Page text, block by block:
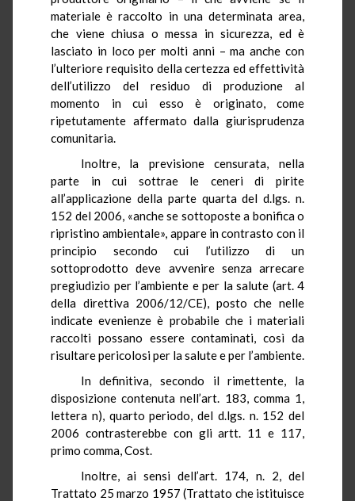
materiale è raccolto in una determinata area,
che viene chiusa o messa in sicurezza, ed è
lasciato in loco per molti anni – ma anche con
l’ulteriore requisito della certezza ed effettività
dell’utilizzo del residuo di produzione al
momento in cui esso è originato, come
ripetutamente affermato dalla giurisprudenza
comunitaria.
Inoltre, la previsione censurata, nella
parte in cui sottrae le ceneri di pirite
all’applicazione della parte quarta del d.lgs. n.
152 del 2006, «anche se sottoposte a bonifica o
ripristino ambientale», appare in contrasto con il
principio secondo cui l’utilizzo di un
sottoprodotto deve avvenire senza arrecare
pregiudizio per l’ambiente e per la salute (art. 4
della direttiva 2006/12/CE), posto che nelle
indicate evenienze è probabile che i materiali
raccolti possano essere contaminati, così da
risultare pericolosi per la salute e per l’ambiente.
In definitiva, secondo il rimettente, la
disposizione contenuta nell’art. 183, comma 1,
lettera n), quarto periodo, del d.lgs. n. 152 del
2006 contrasterebbe con gli artt. 11 e 117,
primo comma, Cost.
Inoltre, ai sensi dell’art. 174, n. 2, del
Trattato 25 marzo 1957 (Trattato che istituisce